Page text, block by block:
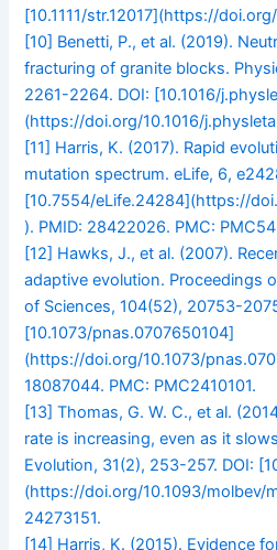
[10.1111/str.12017](https://doi.org/
[10] Benetti, P., et al. (2019).
fracturing of granite blocks.
2261-2264. DOI: [10.1016/
(https://doi.org/10.1016/
[11] Harris, K. (2017). Rapid
mutation spectrum. eLife, 6,
[10.7554/eLife.24284](https://
). PMID: 28422026. PMC:
[12] Hawks, J., et al. (2007).
adaptive evolution. Proceedings
of Sciences, 104(52), 20753-
[10.1073/pnas.0707650104]
(https://doi.org/10.1073/
18087044. PMC: PMC2410101.
[13]Thomas, G. W. C., et al.
rate is increasing, even as it
Evolution, 31(2), 253-257. DOI:
(https://doi.org/10.1093/molbev/
24273151.
[14] Harris, K. (2015). Evidence